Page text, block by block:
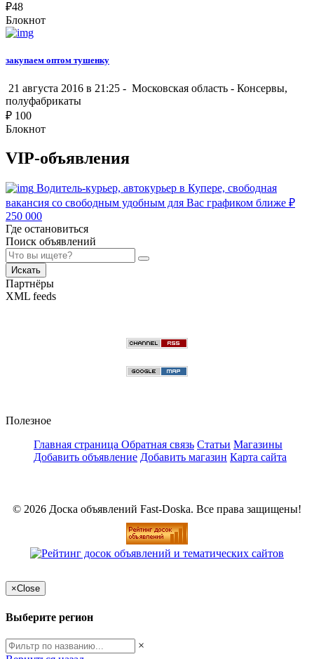
₽48
Блокнот
закупаем оптом тушенку
21 августа 2016 в 21:25 - Московская область - Консервы,
полуфабрикаты
₽ 100
Блокнот
VIP-объявления
Водитель-курьер, автокурьер в Купере, свободная
вакансия со свободным удобным для Вас графиком ближе ₽
250 000
Где остановиться
Поиск объявлений
Искать
Партнёры
XML feeds
Полезное
Главная страница Обратная связь Статьи Магазины
Добавить объявление Добавить магазин Карта сайта
© 2026 Доска объявлений Fast-Doska. Все права защищены!
×Close
Выберите регион
×